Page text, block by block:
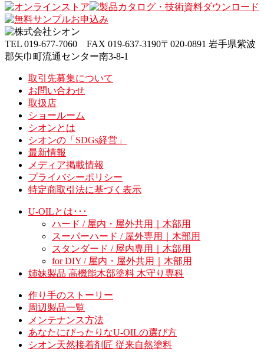
TEL 019-677-7060 FAX 019-637-3190〒020-0891 岩手県紫波
郡矢巾町流通センター南3-8-1
取引先募集について
お問い合わせ
取扱店
ショールーム
シオンとは
シオンの「SDGs経営」
最新情報
メディア掲載情報
プライバシーポリシー
特定商取引法に基づく表示
U-OILとは･･･
ハード / 屋内・屋外共用｜木部用
スーパーハード / 屋外専用｜木部用
スタンダード / 屋内専用｜木部用
for DIY / 屋内・屋外共用｜木部用
姉妹製品 高機能木部塗料 木守り専科
作り手のストーリー
周辺製品一覧
メンテナンス方法
あなたにぴったりなU-OILの選び方
シオン天然接着剤匠 従来自然塗料